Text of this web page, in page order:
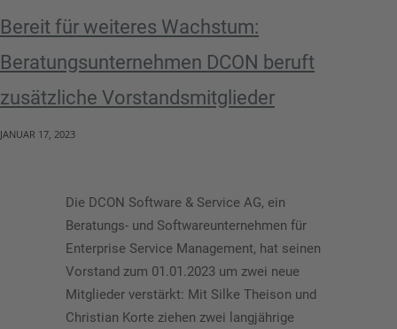
Bereit für weiteres Wachstum:
Beratungsunternehmen DCON beruft
zusätzliche Vorstandsmitglieder
JANUAR 17, 2023
Die DCON Software & Service AG, ein
Beratungs- und Softwareunternehmen für
Enterprise Service Management, hat seinen
Vorstand zum 01.01.2023 um zwei neue
Mitglieder verstärkt: Mit Silke Theison und
Christian Korte ziehen zwei langjährige